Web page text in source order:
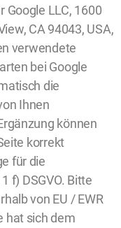
Google LLC, 1600
CA 94043, USA,
verwendete
bei Google
die
Ihnen
können
korrekt
für die
f) DSGVO. Bitte
von EU / EWR
hat sich dem